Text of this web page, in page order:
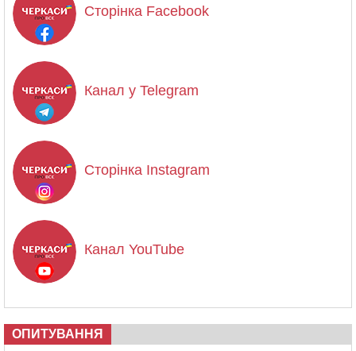
Сторінка Facebook
Канал у Telegram
Сторінка Instagram
Канал YouTube
ОПИТУВАННЯ